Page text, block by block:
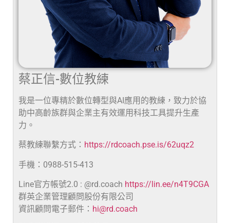
蔡正信-數位教練
我是一位專精於數位轉型與AI應用的教練，致力於協
助中高齡族群與企業主有效運用科技工具提升生產
力。
蔡教練聯繫方式： https://rdcoach.pse.is/62uqz2
手機：0988-515-413
Line官方帳號2.0 : @rd.coach https://lin.ee/n4T9CGA
群英企業管理顧問股份有限公司
資訊顧問電子郵件： hi@rd.coach